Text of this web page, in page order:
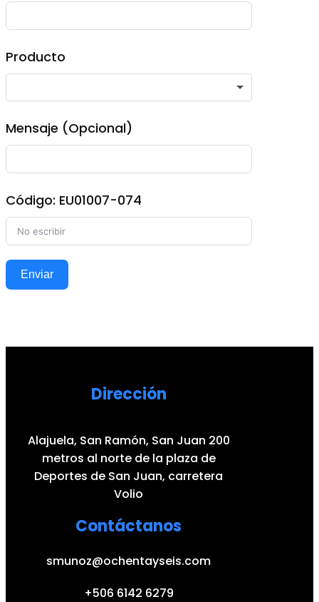
Producto
Mensaje (Opcional)
Código: EU01007-074
Enviar
Dirección
Alajuela, San Ramón, San Juan 200
metros al norte de la plaza de
Deportes de San Juan, carretera
Volio
Contáctanos
smunoz@ochentayseis.com
+506 6142 6279